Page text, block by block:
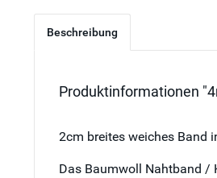
Beschreibung
Produktinformationen
2cm breites weiches Band
Das Baumwoll Nahtband /